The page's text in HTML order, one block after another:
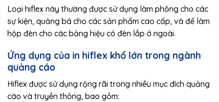
Loại hiflex này thường được sử dụng làm phông cho các
sự kiện, quảng bá cho các sản phẩm cao cấp, và để làm
hộp đèn cho các bảng hiệu có đèn lắp ở ngoài.
Ứng dụng của in hiflex khổ lớn trong ngành
quảng cáo
Hiflex được sử dụng rộng rãi trong nhiều mục đích quảng
cáo và truyền thông, bao gồm: